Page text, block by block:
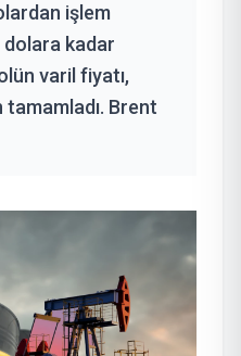
işlem
dolara kadar
varil fiyatı,
Brent